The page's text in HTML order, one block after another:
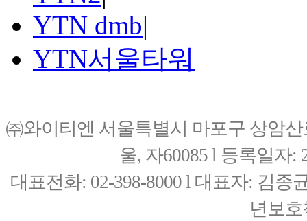
YTN dmb|
YTN서울타워
㈜와이티엔 서울특별시 마포구 상암
울, 자60085 l 등록일자:
대표전화: 02-398-8000 l 대표자: 김종
년보